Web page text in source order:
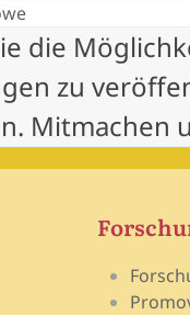
die
zu
Mitmachen